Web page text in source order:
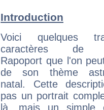
Introduction
Voici quelques
caractères de
Rapoport que l'on
de son thème
natal. Cette
pas un portrait
là, mais un simple